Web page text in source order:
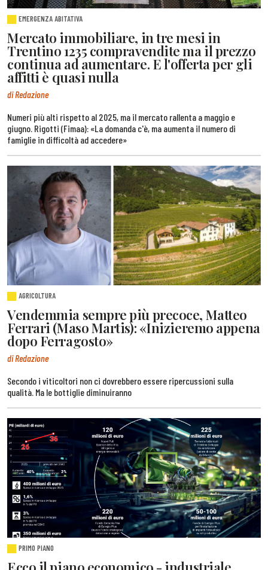
EMERGENZA ABITATIVA
Mercato immobiliare, in tre mesi in
Trentino 1235 compravendite ma il prezzo
continua ad aumentare. E l'offerta per gli
affitti è quasi nulla
di Redazione
Numeri più alti rispetto al 2025, ma il mercato rallenta a maggio e
giugno. Rigotti (Fimaa): «La domanda c'è, ma aumenta il numero di
famiglie in difficoltà ad accedere»
AGRICOLTURA
Vendemmia sempre più precoce, Matteo
Ferrari (Maso Martis): «Inizieremo appena
dopo Ferragosto»
di Redazione
Secondo i viticoltori non ci dovrebbero essere ripercussioni sulla
qualità. Ma le bottiglie diminuiranno
PRIMO PIANO